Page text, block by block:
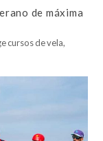
de máxima
cursos de vela,